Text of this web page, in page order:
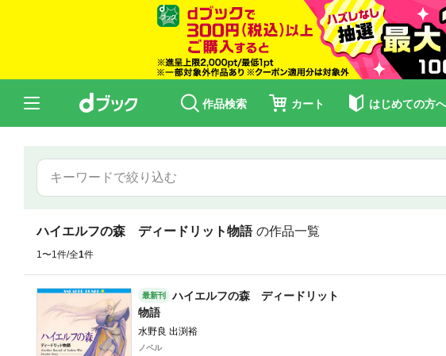
作品検索 カート はじめての方へ
ハイエルフの森 ディードリット物語 の作品一覧
1〜1件/全1件
最新刊
ハイエルフの森 ディードリット
物語
水野良 出渕裕
ノベル